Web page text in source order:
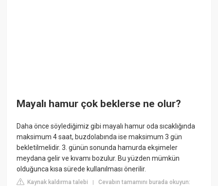
Mayalı hamur çok beklerse ne olur?
Daha önce söylediğimiz gibi mayalı hamur oda sıcaklığında
maksimum 4 saat, buzdolabında ise maksimum 3 gün
bekletilmelidir. 3. günün sonunda hamurda ekşimeler
meydana gelir ve kıvamı bozulur. Bu yüzden mümkün
olduğunca kısa sürede kullanılması önerilir.
Kaynak kaldırma talebi |Cevabın tamamını burada okuyun: